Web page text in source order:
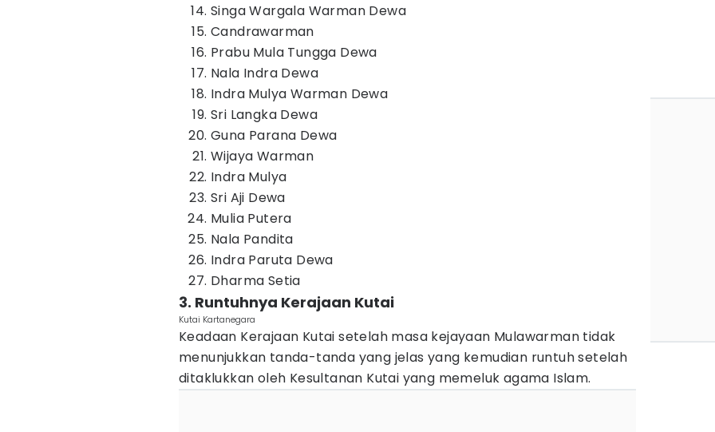
Singa Wargala Warman Dewa
Candrawarman
Prabu Mula Tungga Dewa
Nala Indra Dewa
Indra Mulya Warman Dewa
Sri Langka Dewa
Guna Parana Dewa
Wijaya Warman
Indra Mulya
Sri Aji Dewa
Mulia Putera
Nala Pandita
Indra Paruta Dewa
Dharma Setia
3. Runtuhnya Kerajaan Kutai
Kutai Kartanegara
Keadaan Kerajaan Kutai setelah masa kejayaan Mulawarman tidak
menunjukkan tanda-tanda yang jelas yang kemudian runtuh setelah
ditaklukkan oleh Kesultanan Kutai yang memeluk agama Islam.